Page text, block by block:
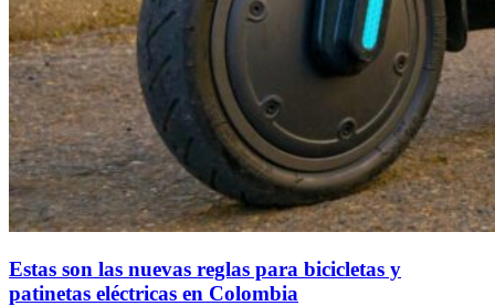
Estas son las nuevas reglas para bicicletas y
patinetas eléctricas en Colombia